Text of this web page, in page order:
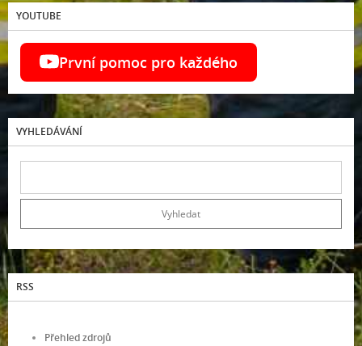
YOUTUBE
První pomoc pro každého
VYHLEDÁVÁNÍ
RSS
Přehled zdrojů